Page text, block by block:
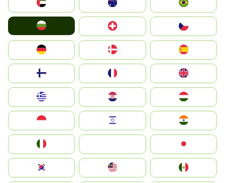
الإمارات العربية المتحدة
Switzerland
Deutschland
United Kingdom
Magyarország
South Korea